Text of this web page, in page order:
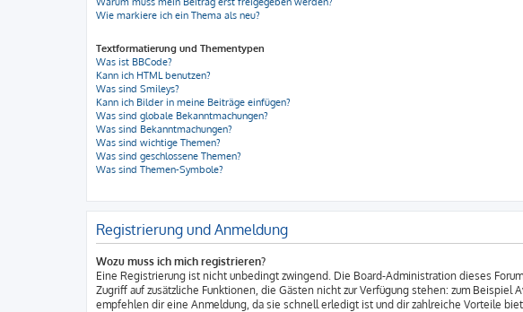
Wie markiere ich ein Thema als neu?
Textformatierung und Thementypen
Was ist BBCode?
Kann ich HTML benutzen?
Was sind Smileys?
Kann ich Bilder in meine Beiträge einfügen?
Was sind globale Bekanntmachungen?
Was sind Bekanntmachungen?
Was sind wichtige Themen?
Was sind geschlossene Themen?
Was sind Themen-Symbole?
Registrierung und Anmeldung
Wozu muss ich mich registrieren?
Eine Registrierung ist nicht unbedingt zwingend. Die Board-Administration dieses
Zugriff auf zusätzliche Funktionen, die Gästen nicht zur Verfügung stehen: zum
empfehlen dir eine Anmeldung, da sie schnell erledigt ist und dir zahlreiche Vorteile